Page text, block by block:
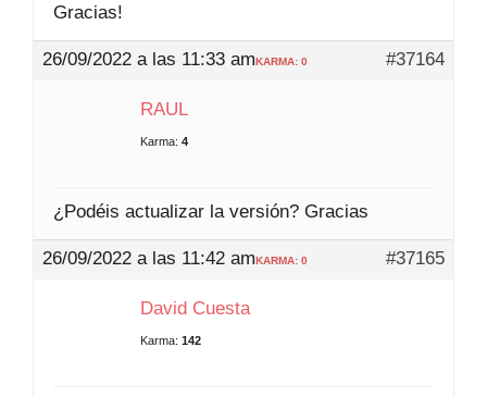
Gracias!
26/09/2022 a las 11:33 am #37164
KARMA: 0
RAUL
Karma: 4
¿Podéis actualizar la versión? Gracias
26/09/2022 a las 11:42 am #37165
KARMA: 0
David Cuesta
Karma: 142